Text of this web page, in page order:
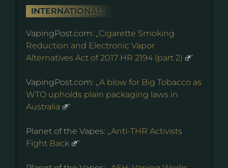
INTERNATIONAL:
VapingPost.com: „ Cigarette Smoking
Reduction and Electronic Vapor
Alternatives Act of 2017 HR 2194 (part 2)
“
VapingPost.com: „ A blow for Big Tobacco as
WTO upholds plain packaging laws in
Australia
“
Planet of the Vapes: „ Anti-THR Activists
Fight Back
“